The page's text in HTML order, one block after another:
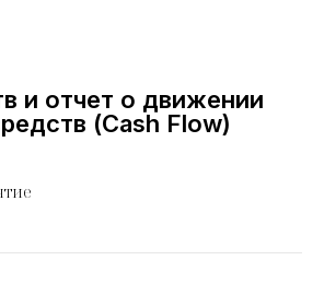
и отчет о движении
(Cash Flow)